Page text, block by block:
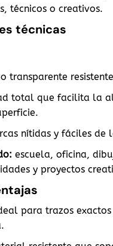
técnicos o creativos.
técnicas
transparente
total que facilita la
nítidas y fáciles de
escuela, oficina,
y proyectos
para trazos exactos